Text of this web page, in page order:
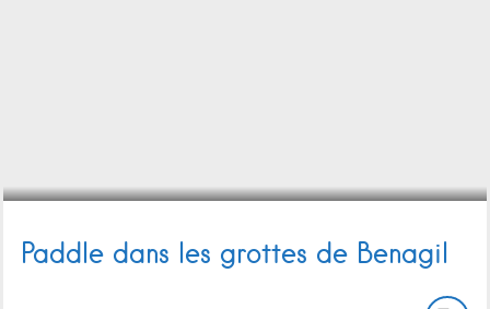
Paddle dans les grottes de Benagil